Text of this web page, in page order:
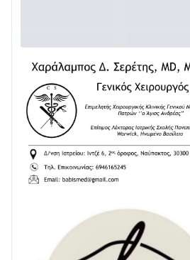
Διαβάστε την «Ναυπακτία» που
24/07 • 11:31